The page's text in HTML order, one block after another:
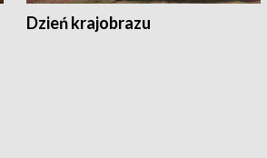
Dzień krajobrazu